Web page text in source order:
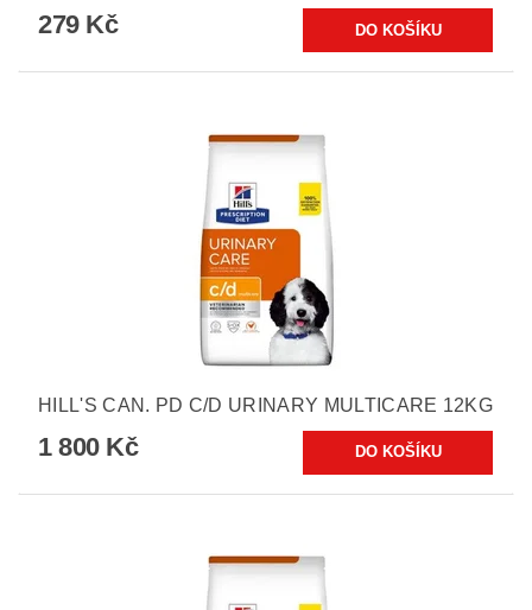
279 Kč
HILL'S CAN. PD C/D URINARY MULTICARE 12KG
1 800 Kč